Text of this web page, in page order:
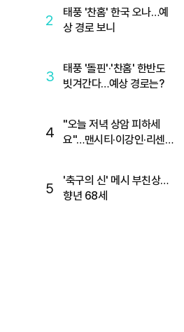
2
태풍 '찬홈' 한국 오나…예
상 경로 보니
3
태풍 '돌핀'·'찬홈' 한반도
빗겨간다…예상 경로는?
4
"오늘 저녁 상암 피하세
요"…맨시티·이강인·리센느
5
'축구의 신' 메시 부친상…
향년 68세